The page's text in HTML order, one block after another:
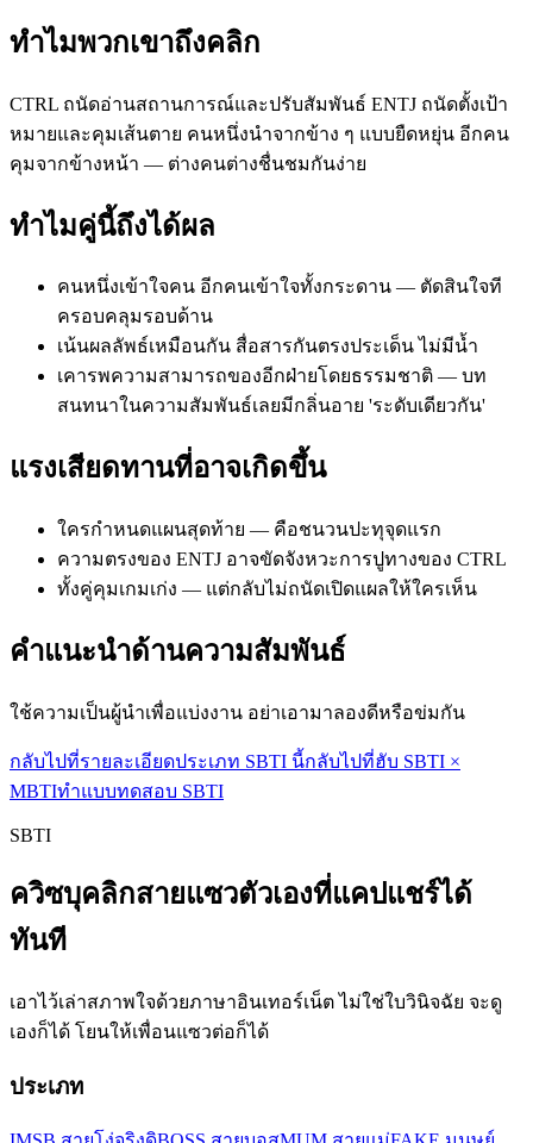
ทำไมพวกเขาถึงคลิก
CTRL ถนัดอ่านสถานการณ์และปรับสัมพันธ์ ENTJ ถนัดตั้งเป้า
หมายและคุมเส้นตาย คนหนึ่งนำจากข้าง ๆ แบบยืดหยุ่น อีกคน
คุมจากข้างหน้า — ต่างคนต่างชื่นชมกันง่าย
ทำไมคู่นี้ถึงได้ผล
คนหนึ่งเข้าใจคน อีกคนเข้าใจทั้งกระดาน — ตัดสินใจที
ครอบคลุมรอบด้าน
เน้นผลลัพธ์เหมือนกัน สื่อสารกันตรงประเด็น ไม่มีน้ำ
เคารพความสามารถของอีกฝ่ายโดยธรรมชาติ — บท
สนทนาในความสัมพันธ์เลยมีกลิ่นอาย 'ระดับเดียวกัน'
แรงเสียดทานที่อาจเกิดขึ้น
ใครกำหนดแผนสุดท้าย — คือชนวนปะทุจุดแรก
ความตรงของ ENTJ อาจขัดจังหวะการปูทางของ CTRL
ทั้งคู่คุมเกมเก่ง — แต่กลับไม่ถนัดเปิดแผลให้ใครเห็น
คำแนะนำด้านความสัมพันธ์
ใช้ความเป็นผู้นำเพื่อแบ่งงาน อย่าเอามาลองดีหรือข่มกัน
กลับไปที่รายละเอียดประเภท SBTI นี้กลับไปที่ฮับ SBTI ×
MBTIทำแบบทดสอบ SBTI
SBTI
ควิซบุคลิกสายแซวตัวเองที่แคปแชร์ได้
ทันที
เอาไว้เล่าสภาพใจด้วยภาษาอินเทอร์เน็ต ไม่ใช่ใบวินิจฉัย จะดู
เองก็ได้ โยนให้เพื่อนแซวต่อก็ได้
ประเภท